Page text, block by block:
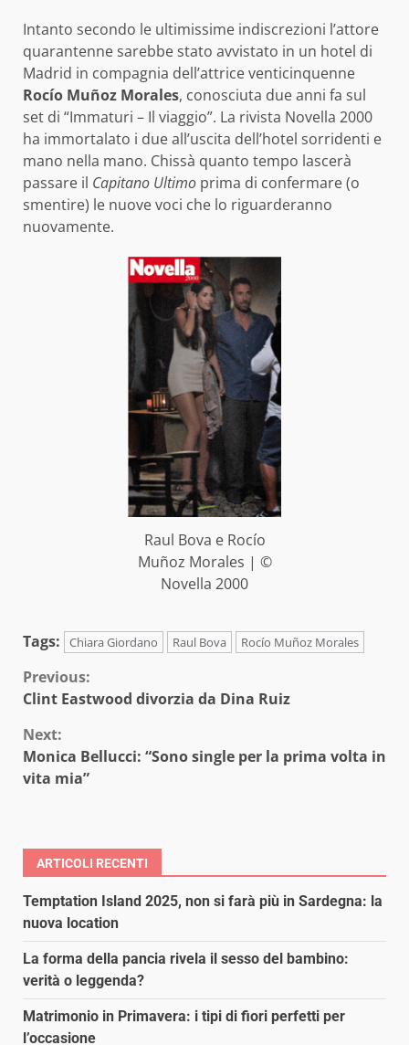
Intanto secondo le ultimissime indiscrezioni l’attore
quarantenne sarebbe stato avvistato in un hotel di
Madrid in compagnia dell’attrice venticinquenne
Rocío Muñoz Morales, conosciuta due anni fa sul
set di “Immaturi – Il viaggio”. La rivista Novella 2000
ha immortalato i due all’uscita dell’hotel sorridenti e
mano nella mano. Chissà quanto tempo lascerà
passare il Capitano Ultimo prima di confermare (o
smentire) le nuove voci che lo riguarderanno
nuovamente.
Raul Bova e Rocío
Muñoz Morales | ©
Novella 2000
Tags: Chiara Giordano Raul Bova Rocío Muñoz Morales
Continue
Previous:
Clint Eastwood divorzia da Dina Ruiz
Next:
Monica Bellucci: “Sono single per la prima volta in
vita mia”
ARTICOLI RECENTI
Temptation Island 2025, non si farà più in Sardegna: la
nuova location
La forma della pancia rivela il sesso del bambino:
verità o leggenda?
Matrimonio in Primavera: i tipi di fiori perfetti per
l’occasione